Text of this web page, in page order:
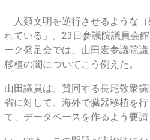
け
「人類文明を逆行させるような
れている」。23日参議院議員会
ーク発足会では、山田宏参議院
移植の闇についてこう例えた。
山田議員は、賛同する長尾敬衆
省に対して、海外で臓器移植を
て、データベースを作るよう要請